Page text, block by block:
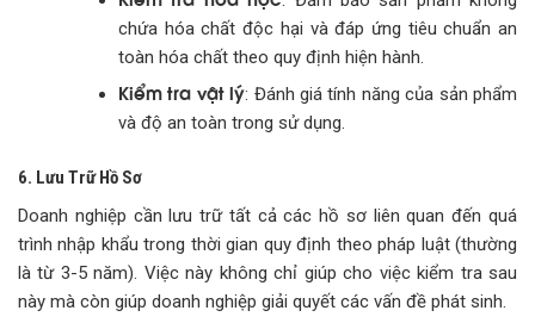
chứa hóa chất độc hại và đáp ứng tiêu chuẩn an
toàn hóa chất theo quy định hiện hành.
Kiểm tra vật lý: Đánh giá tính năng của sản phẩm
và độ an toàn trong sử dụng.
6. Lưu Trữ Hồ Sơ
Doanh nghiệp cần lưu trữ tất cả các hồ sơ liên quan đến quá
trình nhập khẩu trong thời gian quy định theo pháp luật (thường
là từ 3-5 năm). Việc này không chỉ giúp cho việc kiểm tra sau
này mà còn giúp doanh nghiệp giải quyết các vấn đề phát sinh.